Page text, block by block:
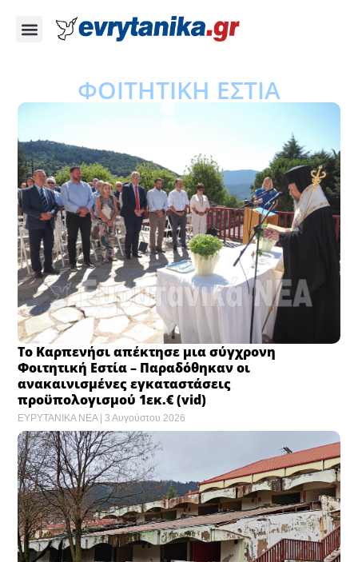
ΦΟΙΤΗΤΙΚΗ ΕΣΤΙΑ
Το Καρπενήσι απέκτησε μια σύγχρονη
Φοιτητική Εστία – Παραδόθηκαν οι
ανακαινισμένες εγκαταστάσεις
προϋπολογισμού 1εκ.€ (vid)
ΕΥΡΥΤΑΝΙΚΑ ΝΕΑ 3 Αυγούστου 2026